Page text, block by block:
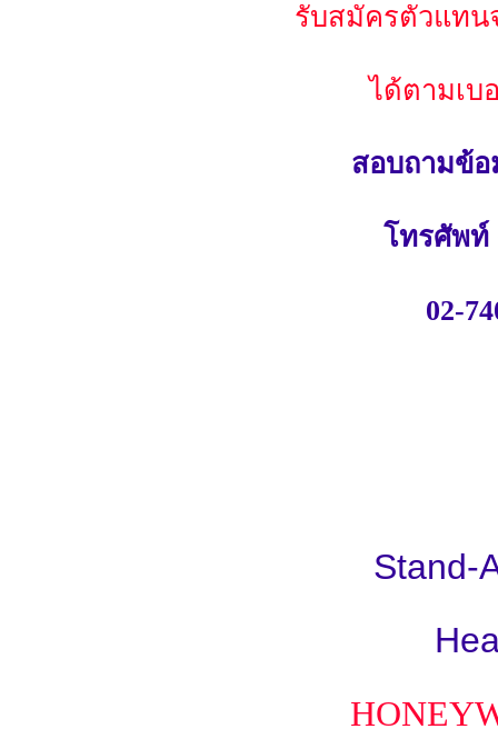
รับสมัครตัวแทน
ได้ตามเบ
สอบถามข้อ
โทรศัพท์
02-
Stand-